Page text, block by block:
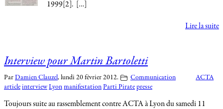
1999[2]. […]
Lire la suite
Interview pour Martin Bartoletti
Par Damien Clauzel, lundi 20 février 2012. Communication
ACTA
article interview Lyon manifestation Parti Pirate presse
Toujours suite au rassemblement contre ACTA à Lyon du samedi 11